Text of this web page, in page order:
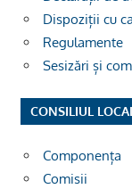
Dispoziții cu
Regulamente
Sesizări și
CONSILIUL LOCAL
Componența
Comisii